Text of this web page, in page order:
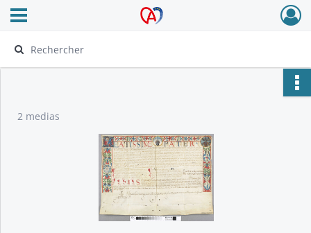
Archives Alsace - Colmar
Ouvrir le menu déroulant
2 medias